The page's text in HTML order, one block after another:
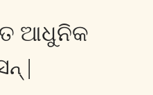
ଆଧୁନିକ
|